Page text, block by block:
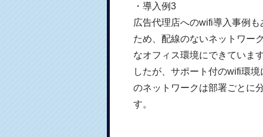
・導入例3
広告代理店へのwifi導入事例
ため、配線のないネットワー
なオフィス環境にできていま
したが、サポート付のwifi環
のネットワークは部署ごとに
す。